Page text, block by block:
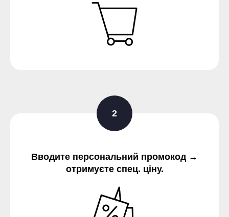
Вводите персональний промокод →
отримуєте спец. ціну.